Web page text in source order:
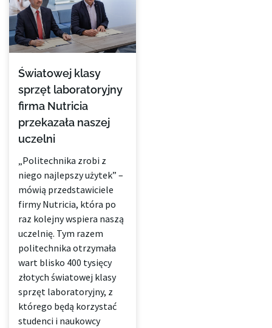
Światowej klasy
sprzęt laboratoryjny
firma Nutricia
przekazała naszej
uczelni
„Politechnika zrobi z
niego najlepszy użytek” –
mówią przedstawiciele
firmy Nutricia, która po
raz kolejny wspiera naszą
uczelnię. Tym razem
politechnika otrzymała
wart blisko 400 tysięcy
złotych światowej klasy
sprzęt laboratoryjny, z
którego będą korzystać
studenci i naukowcy